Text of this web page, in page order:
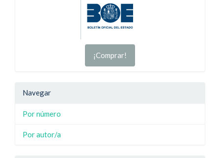
¡Comprar!
Navegar
Por número
Por autor/a